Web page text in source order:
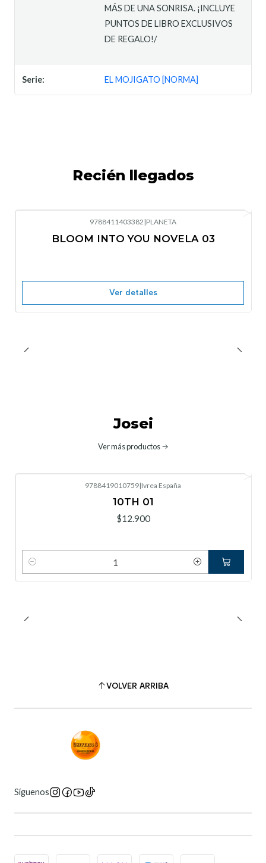
MÁS DE UNA SONRISA. ¡INCLUYE
PUNTOS DE LIBRO EXCLUSIVOS
DE REGALO!/
Serie: EL MOJIGATO [NORMA]
Recién llegados
Nuevo
9788411403382 |PLANETA
BLOOM INTO YOU NOVELA 03
Ver detalles
Josei
Ver más productos
9788419010759|Ivrea España
10TH 01
$12.900
Cantidad
VOLVER ARRIBA
Síguenos